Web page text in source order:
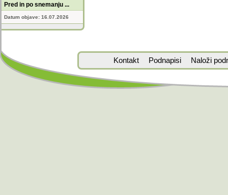
Pred in po snemanju ...
Datum objave: 16.07.2026
Kontakt Podnapisi Naloži